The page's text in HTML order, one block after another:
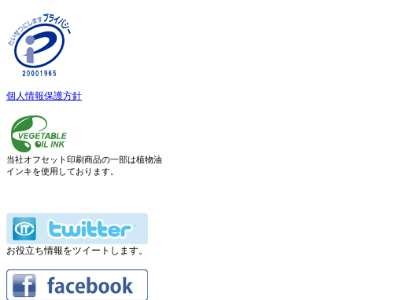
個人情報保護方針
当社オフセット印刷商品の一部は植物油
インキを使用しております。
お役立ち情報をツイートします。